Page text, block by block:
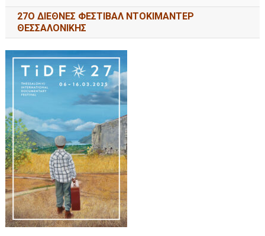
27Ο ΔΙΕΘΝΕΣ ΦΕΣΤΙΒΑΛ ΝΤΟΚΙΜΑΝΤΕΡ
ΘΕΣΣΑΛΟΝΙΚΗΣ